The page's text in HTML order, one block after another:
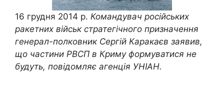
16 грудня 2014 р. Командувач російських
ракетних військ стратегічного призначення
генерал-полковник Сергій Каракаєв заявив,
що частини РВСП в Криму формуватися не
будуть, повідомляє агенція УНІАН.